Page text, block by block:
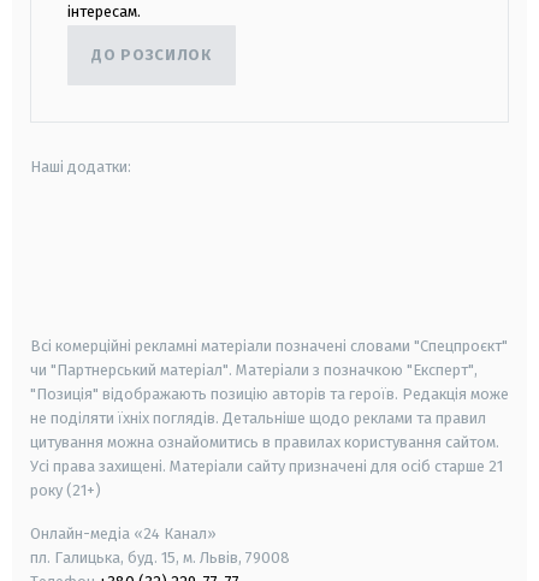
інтересам.
ДО РОЗСИЛОК
Наші додатки:
Всі комерційні рекламні матеріали позначені словами "Спецпроєкт"
чи "Партнерський матеріал". Матеріали з позначкою "Експерт",
"Позиція" відображають позицію авторів та героїв. Редакція може
не поділяти їхніх поглядів. Детальніше щодо реклами та правил
цитування можна ознайомитись в правилах користування сайтом.
Усі права захищені. Матеріали сайту призначені для осіб старше 21
року (21+)
Онлайн-медіа «24 Канал»
пл. Галицька, буд. 15, м. Львів, 79008